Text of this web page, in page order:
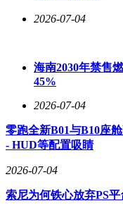
山野风强调“产地直采
这些模式均致力于打
市井相关联，而山野
围，中式板前则以炉火
它们将烟火气美化、滤
的“景观”。在社交媒体
已成为年轻消费者传递
2026-07-04
海南2030年禁售
45%
2026-07-04
零跑全新B01与B10座
- HUD等配置吸睛
2026-07-04
索尼为何铁心放弃PS